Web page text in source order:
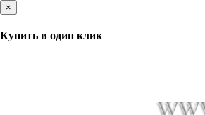
×
Купить в один клик